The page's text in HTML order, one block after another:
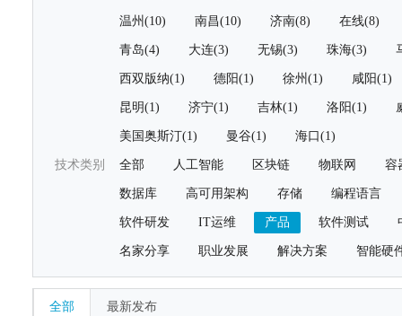
温州(10) 南昌(10) 济南(8) 在线(8)
青岛(4) 大连(3) 无锡(3) 珠海(3)
西双版纳(1) 德阳(1) 徐州(1) 咸阳(1)
昆明(1) 济宁(1) 吉林(1) 洛阳(1)
美国奥斯汀(1) 曼谷(1) 海口(1)
技术类别 全部 人工智能 区块链 物联网 容
数据库 高可用架构 存储 编程语言
软件研发 IT运维 产品 软件测试
名家分享 职业发展 解决方案 智能硬
全部 最新发布